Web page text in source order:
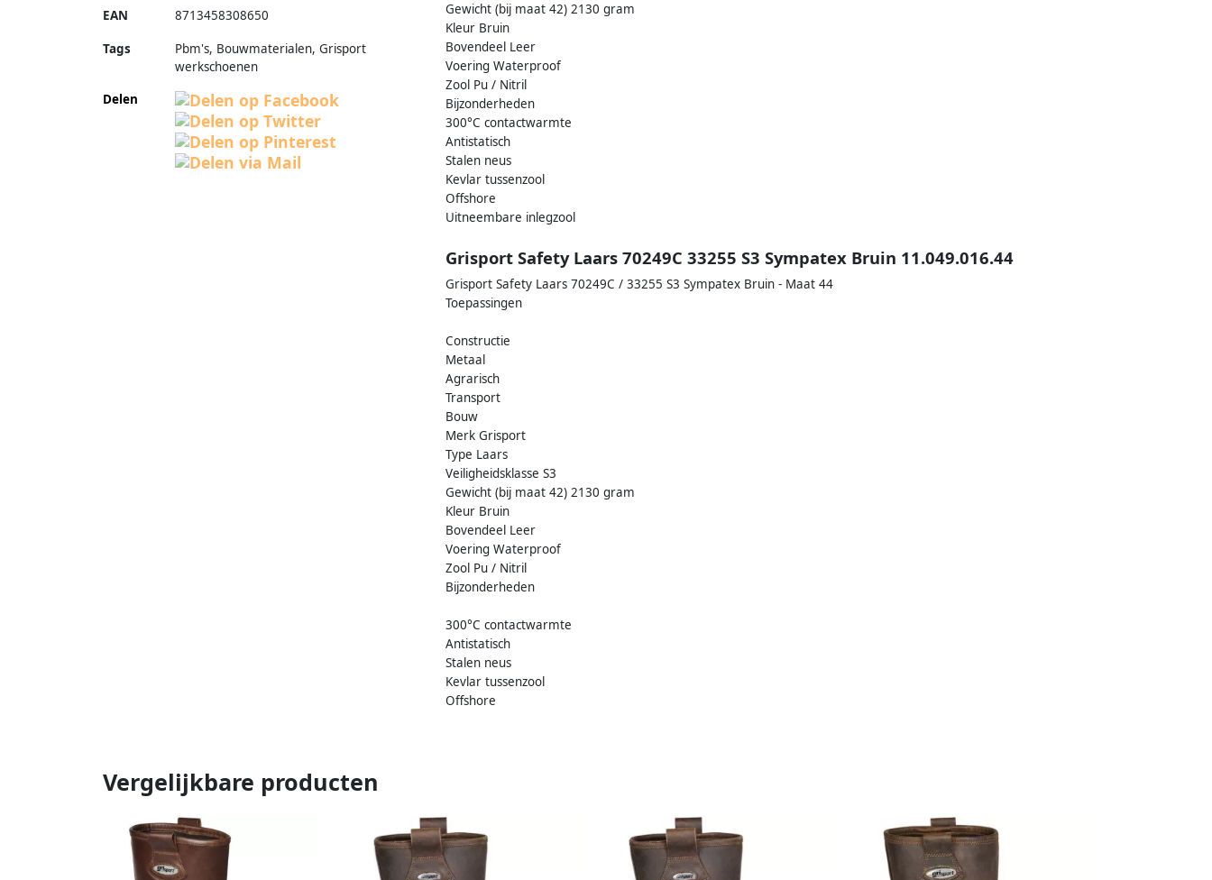
Gewicht (bij maat 42) 2130 gram
Kleur Bruin
Bovendeel Leer
Voering Waterproof
Zool Pu / Nitril
Bijzonderheden
300°C contactwarmte
Antistatisch
Stalen neus
Kevlar tussenzool
Offshore
Uitneembare inlegzool
Grisport Safety Laars 70249C 33255 S3 Sympatex Bruin 11.049.016.44
Grisport Safety Laars 70249C / 33255 S3 Sympatex Bruin - Maat 44
Toepassingen
Constructie
Metaal
Agrarisch
Transport
Bouw
Merk Grisport
Type Laars
Veiligheidsklasse S3
Gewicht (bij maat 42) 2130 gram
Kleur Bruin
Bovendeel Leer
Voering Waterproof
Zool Pu / Nitril
Bijzonderheden
300°C contactwarmte
Antistatisch
Stalen neus
Kevlar tussenzool
Offshore
EAN 8713458308650
Tags
Pbm's, Bouwmaterialen, Grisport
werkschoenen
Delen
Vergelijkbare producten